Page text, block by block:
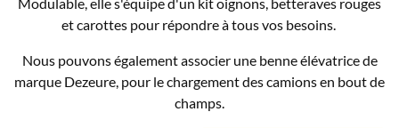
et carottes pour répondre à tous vos besoins.
Nous pouvons également associer une benne élévatrice de
marque Dezeure, pour le chargement des camions en bout de
champs.